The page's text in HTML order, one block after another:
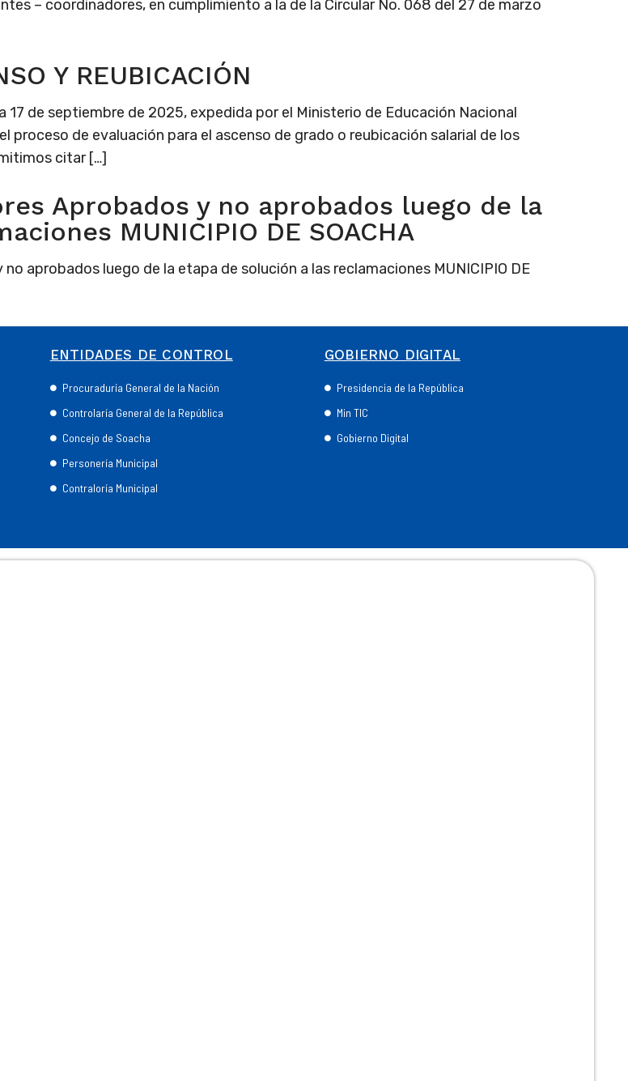
– coordinadores, en cumplimiento a la de la Circular No. 068 del 27 de marzo
Y REUBICACIÓN
de septiembre de 2025, expedida por el Ministerio de Educación Nacional
proceso de evaluación para el ascenso de grado o reubicación salarial de los
citar […]
Aprobados y no aprobados luego de la
MUNICIPIO DE SOACHA
aprobados luego de la etapa de solución a las reclamaciones MUNICIPIO DE
ENTIDADES DE CONTROL
Procuraduría General de la Nación
Controlaría General de la República
Concejo de Soacha
Personería Municipal
Contraloría Municipal
GOBIERNO DIGITAL
Presidencia de la República
Min TIC
Gobierno Digital